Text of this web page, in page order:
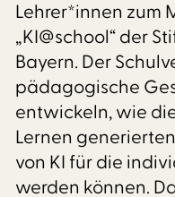
Lehrer*innen zum
„KI@school“ der
Bayern. Der
pädagogische
entwickeln, wie
Lernen
von KI für die
werden können.